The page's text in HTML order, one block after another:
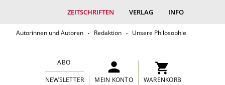
ZEITSCHRIFTEN VERLAG INFO
Autorinnen und Autoren Redaktion Unsere Philosophie
ABO
NEWSLETTER MEIN KONTO WARENKORB